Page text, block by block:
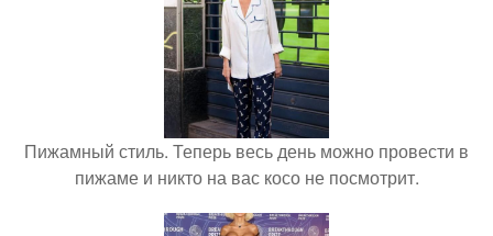
Пижамный стиль. Теперь весь день можно провести в
пижаме и никто на вас косо не посмотрит.